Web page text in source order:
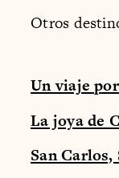
Otros
Un viaje
La joya de
San Carlos,